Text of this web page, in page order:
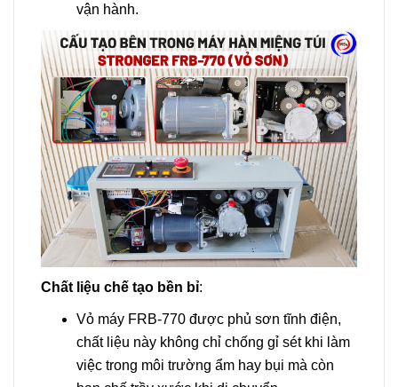
vận hành.
Chất liệu chế tạo bền bỉ:
Vỏ máy FRB-770 được phủ sơn tĩnh điện,
chất liệu này không chỉ chống gỉ sét khi làm
việc trong môi trường ẩm hay bụi mà còn